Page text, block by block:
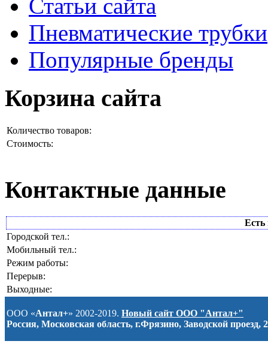
Статьи сайта
Пневматические трубки
Популярные бренды
Корзина сайта
Количество товаров:
Стоимость:
Контактные данные
Есть
Городской тел.:
Мобильный тел.:
Режим работы:
Перерыв:
Выходные:
ООО «Антал+» 2002-2019. Новый сайт ООО "Антал+"
Россия, Московская область, г.Фрязино, Заводской проезд, 2